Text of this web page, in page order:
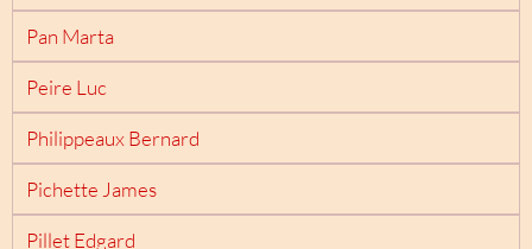
Pan Marta
Peire Luc
Philippeaux Bernard
Pichette James
Pillet Edgard